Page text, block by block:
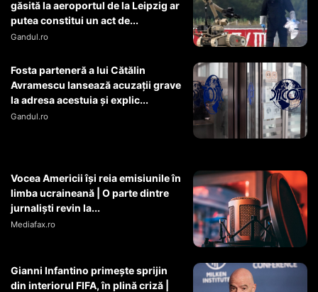
găsită la aeroportul de la Leipzig ar
putea constitui un act de...
Gandul.ro
Fosta parteneră a lui Cătălin
Avramescu lansează acuzații grave
la adresa acestuia și explic...
Gandul.ro
Vocea Americii își reia emisiunile în
limba ucraineană | O parte dintre
jurnaliști revin la...
Mediafax.ro
Gianni Infantino primește sprijin
din interiorul FIFA, în plină criză |